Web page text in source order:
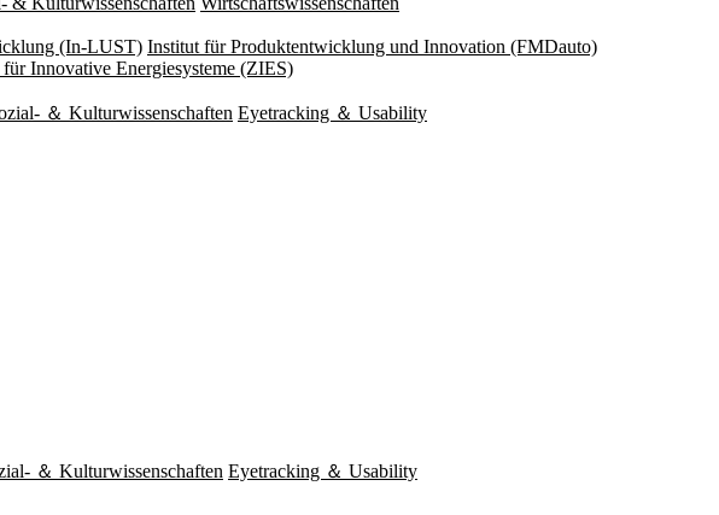
(In-LUST) Institut für Produktentwicklung und Innovation (FMDauto)
Innovative Energiesysteme (ZIES)
＆ Kulturwissenschaften Eyetracking ＆ Usability
＆ Kulturwissenschaften Eyetracking ＆ Usability